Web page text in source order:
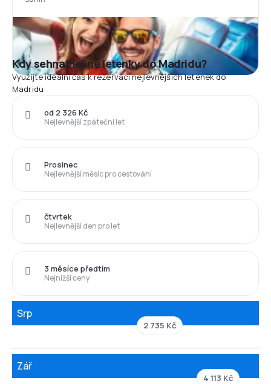
Kdy sehnat levné letenky do Madridu?
Využijte ideální čas k rezervaci nejlevnějších letenek do
Madridu
Nejlevnější zpáteční let
od 2 326 Kč
Nejlevnější měsíc pro cestování
Prosinec
Nejlevnější den pro let
čtvrtek
Nejnižší ceny
3 měsíce předtím
Srp
2 735 Kč
Zář
4 113 Kč